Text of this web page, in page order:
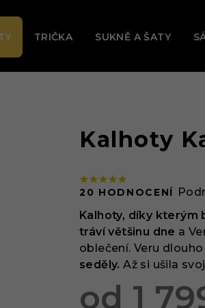
VELKÝ LETNÍ VÝPRODEJ! 🔥 UŠETŘI
TRIČKA SUKNĚ A ŠATY
Kalhoty
Průměrné
hodnocení
produktu
je
5,0
z
hvězdiček.
20 HODNOCENÍ
Kalhoty, díky kterým
tráví většinu dne a
oblečení. Veru
seděly. Až si ušila
od 1